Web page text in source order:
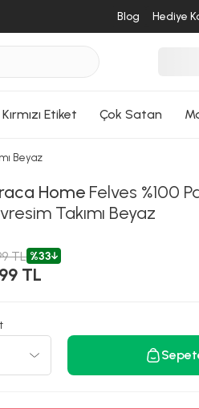
Blog Hediye
Kırmızı Etiket Çok Satan
Beyaz
Home Felves %100
Takımı Beyaz
TL %33
TL